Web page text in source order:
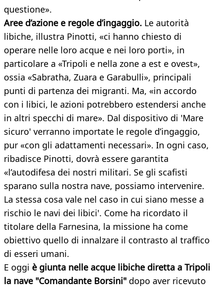
questione».
Aree d’azione e regole d’ingaggio. Le autorità
libiche, illustra Pinotti, «ci hanno chiesto di
operare nelle loro acque e nei loro porti», in
particolare a «Tripoli e nella zone a est e ovest»,
ossia «Sabratha, Zuara e Garabulli», principali
punti di partenza dei migranti. Ma, «in accordo
con i libici, le azioni potrebbero estendersi anche
in altri specchi di mare». Dal dispositivo di 'Mare
sicuro' verranno importate le regole d’ingaggio,
pur «con gli adattamenti necessari». In ogni caso,
ribadisce Pinotti, dovrà essere garantita
«l’autodifesa dei nostri militari. Se gli scafisti
sparano sulla nostra nave, possiamo intervenire.
La stessa cosa vale nel caso in cui siano messe a
rischio le navi dei libici'. Come ha ricordato il
titolare della Farnesina, la missione ha come
obiettivo quello di innalzare il contrasto al traffico
di esseri umani.
E oggi è giunta nelle acque libiche diretta a Tripoli
la nave "Comandante Borsini" dopo aver ricevuto